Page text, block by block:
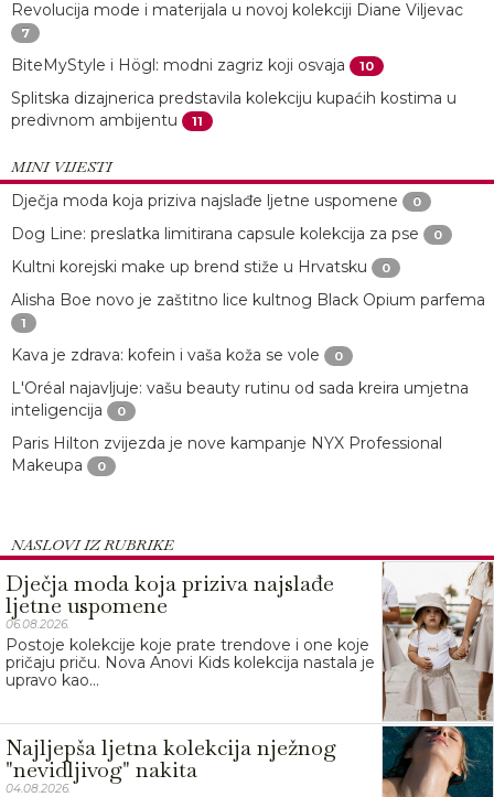
Revolucija mode i materijala u novoj kolekciji Diane Viljevac
7
BiteMyStyle i Högl: modni zagriz koji osvaja 10
Splitska dizajnerica predstavila kolekciju kupaćih kostima u
predivnom ambijentu
11
MINI VIJESTI
Dječja moda koja priziva najslađe ljetne uspomene
0
Dog Line: preslatka limitirana capsule kolekcija za pse 0
Kultni korejski make up brend stiže u Hrvatsku 0
Alisha Boe novo je zaštitno lice kultnog Black Opium parfema
1
Kava je zdrava: kofein i vaša koža se vole 0
L'Oréal najavljuje: vašu beauty rutinu od sada kreira umjetna
inteligencija
0
Paris Hilton zvijezda je nove kampanje NYX Professional
Makeupa
0
NASLOVI IZ RUBRIKE
Dječja moda koja priziva najslađe
ljetne uspomene
06.08.2026.
Postoje kolekcije koje prate trendove i one koje
pričaju priču. Nova Anovi Kids kolekcija nastala je
upravo kao...
Najljepša ljetna kolekcija nježnog
"nevidljivog" nakita
04.08.2026.